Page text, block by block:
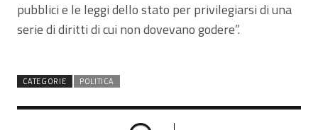
pubblici e le leggi dello stato per privilegiarsi di una
serie di diritti di cui non dovevano godere”.
CATEGORIE POLITICA